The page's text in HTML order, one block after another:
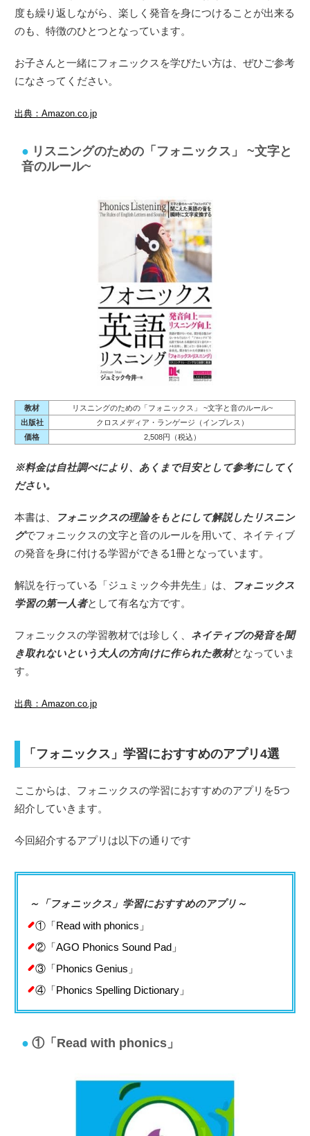
度も繰り返しながら、楽しく発音を身につけることが出来る
のも、特徴のひとつとなっています。
お子さんと一緒にフォニックスを学びたい方は、ぜひご参考
になさってください。
出典：Amazon.co.jp
リスニングのための「フォニックス」 ~文字と
音のルール~
教材
リスニングのための「フォニックス」 ~文字と音のルール~
出版社
クロスメディア・ランゲージ（インプレス）
価格
2,508円（税込）
※料金は自社調べにより、あくまで目安として参考にしてく
ださい。
本書は、
フォニックスの理論をもとにして解説したリスニン
グでフォニックスの文字と音のルールを用いて、ネイティブ
の発音を身に付ける学習ができる1冊となっています。
解説を行っている「ジュミック今井先生」は、
フォニックス
学習の第一人者として有名な方です。
フォニックスの学習教材では珍しく、 ネイティブの発音を聞
き取れないという大人の方向けに作られた教材となっていま
す。
出典：Amazon.co.jp
「フォニックス」学習におすすめのアプリ4選
ここからは、フォニックスの学習におすすめのアプリを5つ
紹介していきます。
今回紹介するアプリは以下の通りです
～「フォニックス」学習におすすめのアプリ～
①「Read with phonics」
②「AGO Phonics Sound Pad」
③「Phonics Genius」
④「Phonics Spelling Dictionary」
①「Read with phonics」